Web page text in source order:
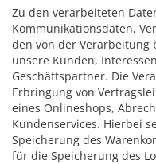
Zu den verarbeiteten
Kommunikationsdaten,
den von der Verarbeitung
unsere Kunden,
Geschäftspartner. Die
Erbringung von
eines Onlineshops,
Kundenservices. Hierbei
Speicherung des
für die Speicherung des